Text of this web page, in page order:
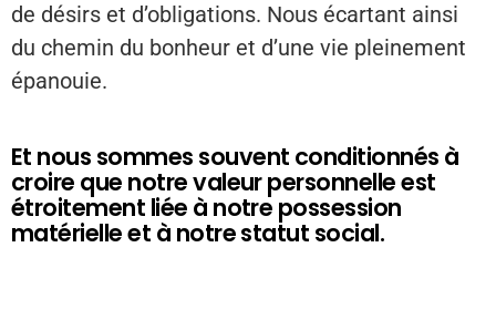
de désirs et d’obligations. Nous écartant ainsi
du chemin du bonheur et d’une vie pleinement
épanouie.
Et nous sommes souvent conditionnés à
croire que notre valeur personnelle est
étroitement liée à notre possession
matérielle et à notre statut social.